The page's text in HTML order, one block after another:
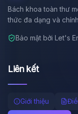
Bách khoa toàn thư
thức đa dạng và
Bảo mật bởi Let's
Liên kết
Giới thiệu